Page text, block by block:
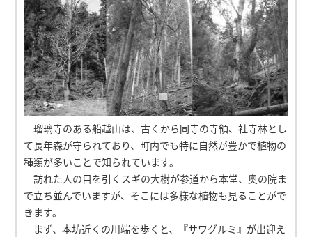
瑠璃寺のある船越山は、古くから同寺の寺領、社寺林とし
て長年森が守られており、町内でも特に自然が豊かで植物の
種類が多いことで知られています。
訪れた人の目を引くスギの大樹が参道から本堂、奥の院ま
で立ち並んでいますが、そこには多様な植物も見ることがで
きます。
まず、本坊近くの川端を歩くと、『サワグルミ』が出迎え